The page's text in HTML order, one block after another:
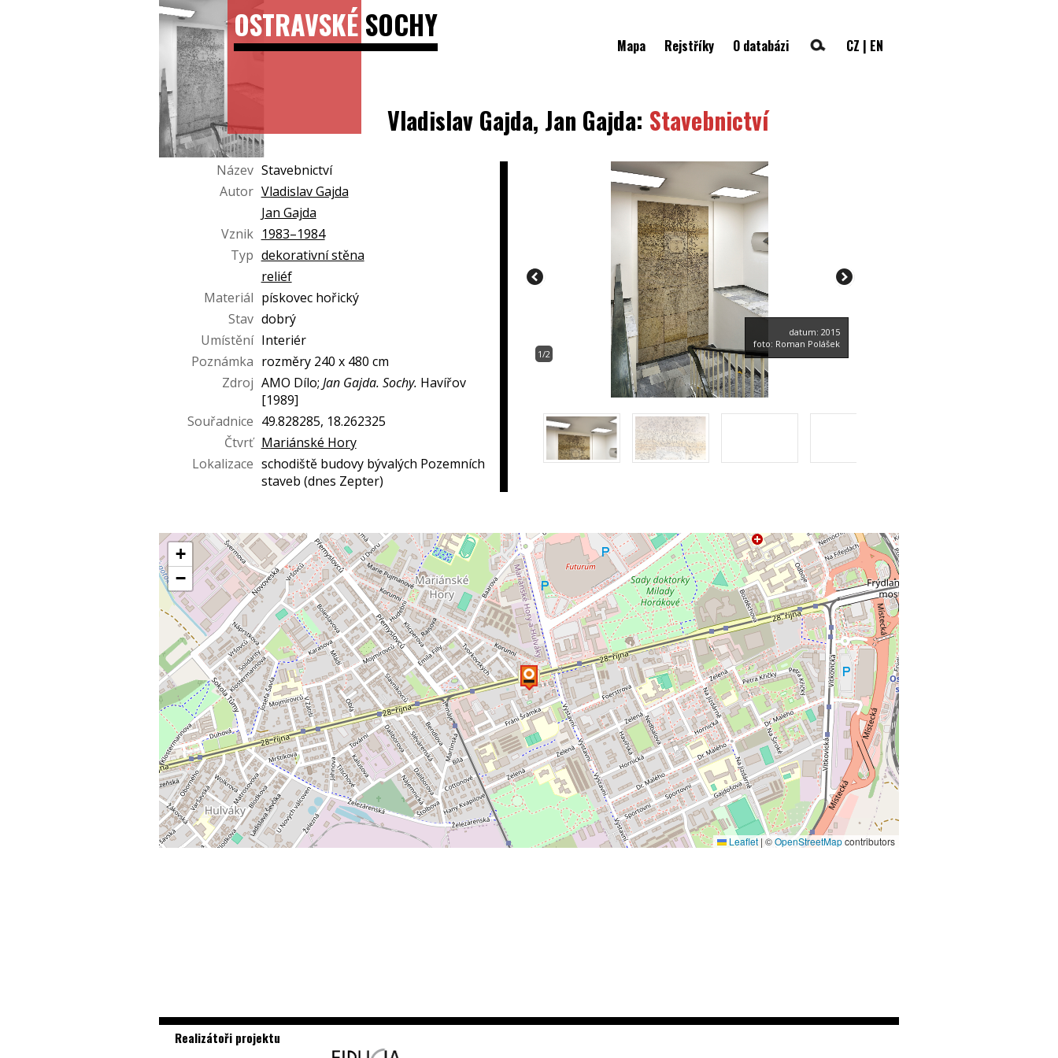
OSTRAVSKÉSOCHY
Mapa Rejstříky O databázi CZ | EN
Vladislav Gajda, Jan Gajda: Stavebnictví
Název Stavebnictví
Autor Vladislav Gajda
Jan Gajda
Vznik 1983–1984
Typ dekorativní stěna
reliéf
Materiál pískovec hořický
Stav dobrý
Umístění Interiér
Poznámka rozměry 240 x 480 cm
Zdroj AMO Dílo; Jan Gajda. Sochy. Havířov
[1989]
Souřadnice 49.828285, 18.262325
Čtvrť Mariánské Hory
Lokalizace schodiště budovy bývalých Pozemních
staveb (dnes Zepter)
1/2
datum: 2015
foto: Roman Polášek
+
−
Leaflet | ©OpenStreetMapcontributors
Realizátoři projektu